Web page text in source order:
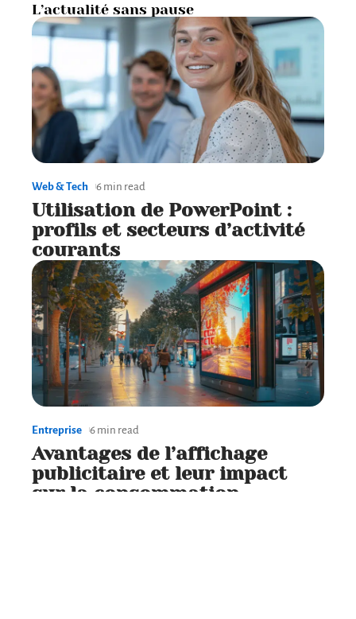
L’actualité sans pause
Web & Tech 6 min read
Utilisation de PowerPoint :
profils et secteurs d’activité
courants
Entreprise 6 min read
Avantages de l’affichage
publicitaire et leur impact
sur la consommation